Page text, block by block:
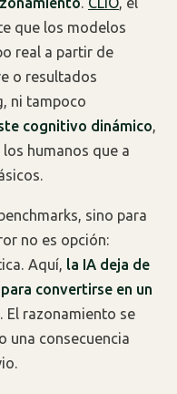
que los modelos
real a partir de
o resultados
ni tampoco
cognitivo dinámico,
humanos que a
sino para
no es opción:
Aquí, la IA deja de
convertirse en un
. El razonamiento se
una consecuencia